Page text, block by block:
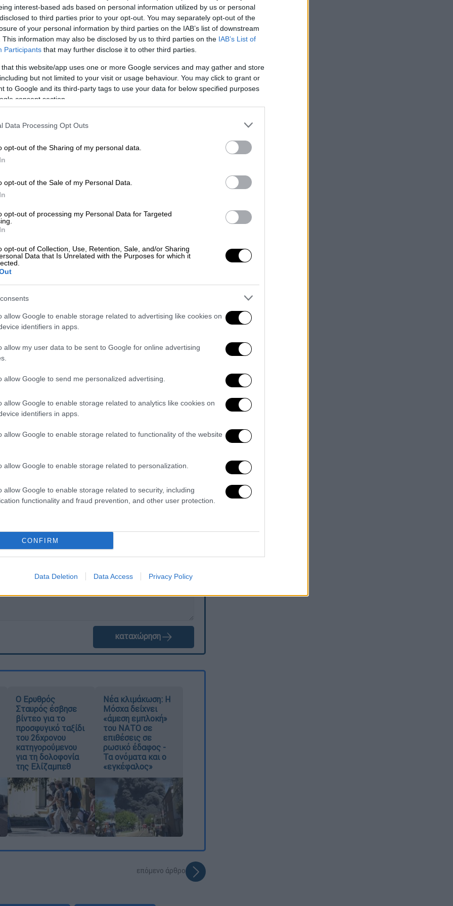
interest-based ads based on personal information utilized by us or personal
to third parties prior to your opt-out. You may separately opt-out of the
of your personal information by third parties on the IAB’s list of downstream
This information may also be disclosed by us to third parties on the IAB’s List of
Participants that may further disclose it to other third parties.
that this website/app uses one or more Google services and may gather and store
but not limited to your visit or usage behaviour. You may click to grant or
to Google and its third-party tags to use your data for below specified purposes
consent section.
Data Processing Opt Outs
opt-out of the Sharing of my personal data.
opt-out of the Sale of my Personal Data.
opt-out of processing my Personal Data for Targeted
opt-out of Collection, Use, Retention, Sale, and/or Sharing
Data that Is Unrelated with the Purposes for which it
allow Google to enable storage related to advertising like cookies on
identifiers in apps.
allow my user data to be sent to Google for online advertising
allow Google to send me personalized advertising.
allow Google to enable storage related to analytics like cookies on
identifiers in apps.
allow Google to enable storage related to functionality of the website
allow Google to enable storage related to personalization.
allow Google to enable storage related to security, including
functionality and fraud prevention, and other user protection.
CONFIRM
Data Deletion Data Access Privacy Policy
δώσει ο πρόεδρος και ιδιοκτήτης της
τέλεσης του
σε αθλητικούς χώρους.
αναφορές από την
διάρκεια των τελικών τηςBasket League
. Οι αναφορές αυτές διαβάστηκαν
Λούκα ή Εγνάτια ο ΠΑΟΚ
Πέθανε ο ιστορικός ηγέτης του
του υπόπτου να δώσει εξηγήσεις
Βίας
κινήσεις του, με βάση το σύνολο της
ΕΘΝΟΣ θα παρεμβαίνει και τα προσβλητικά σχόλια θα
καταχώρηση
Ο Ερυθρός
Σταυρός έσβησε
βίντεο για το
προσφυγικό ταξίδι
του 26χρονου
κατηγορούμενου
για τη δολοφονία
της Ελίζαμπεθ
Νέα κλιμάκωση: Η
Μόσχα δείχνει
«άμεση εμπλοκή»
του ΝΑΤΟ σε
επιθέσεις σε
ρωσικό έδαφος -
Τα ονόματα και ο
«εγκέφαλος»
επόμενο άρθρο